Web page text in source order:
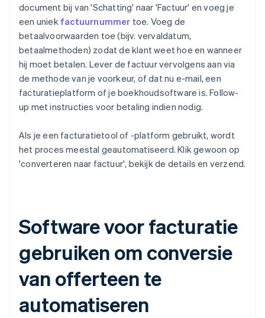
document bij van 'Schatting' naar 'Factuur' en voeg je
een uniek factuurnummer toe. Voeg de
betaalvoorwaarden toe (bijv. vervaldatum,
betaalmethoden) zodat de klant weet hoe en wanneer
hij moet betalen. Lever de factuur vervolgens aan via
de methode van je voorkeur, of dat nu e-mail, een
facturatieplatform of je boekhoudsoftware is. Follow-
up met instructies voor betaling indien nodig.
Als je een facturatietool of -platform gebruikt, wordt
het proces meestal geautomatiseerd. Klik gewoon op
'converteren naar factuur', bekijk de details en verzend.
Software voor facturatie
gebruiken om conversie
van offerteen te
automatiseren